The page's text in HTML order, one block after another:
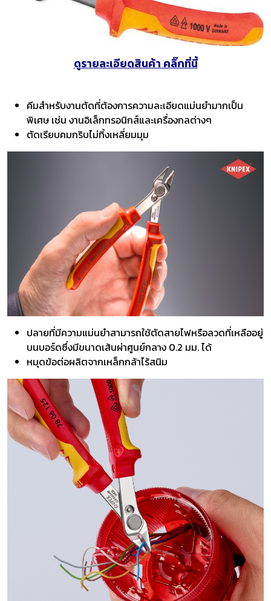
ดูรายละเอียดสินค้า คลิ๊กที่นี้
คีมสำหรับงานตัดที่ต้องการความละเอียดแม่นยำมากเป็น
พิเศษ เช่น งานอิเล็กทรอนิกส์และเครื่องกลต่างๆ
ตัดเรียบคมกริบไม่ทิ้งเหลี่ยมมุม
ปลายที่มีความแม่นยำสามารถใช้ตัดสายไฟหรือลวดที่เหลืออยู่
บนบอร์ดซึ่งมีขนาดเส้นผ่าศูนย์กลาง 0.2 มม. ได้
หมุดข้อต่อผลิตจากเหล็กกล้าไร้สนิม